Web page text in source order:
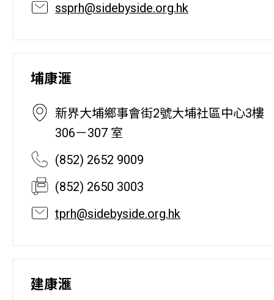
ssprh@sidebyside.org.hk
埔康滙
新界大埔鄉事會街2號大埔社區中心3樓
306－307 室
(852) 2652 9009
(852) 2650 3003
tprh@sidebyside.org.hk
建康滙